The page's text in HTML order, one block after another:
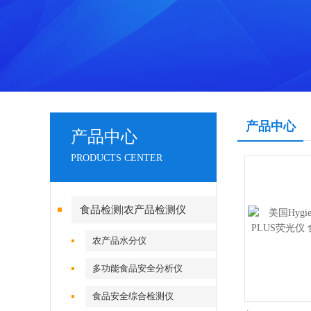
产品中心
PRODUCTS CENTER
食品检测|农产品检测仪
农产品水分仪
多功能食品安全分析仪
食品安全综合检测仪
产品中心